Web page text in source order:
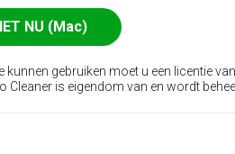
NU (Mac)
kunnen gebruiken moet u een licentie
Cleaner is eigendom van en wordt